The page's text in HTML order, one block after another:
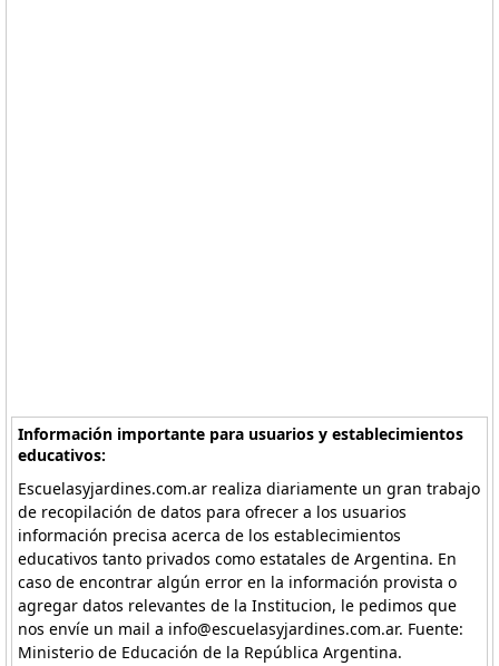
Información importante para usuarios y establecimientos
educativos:
Escuelasyjardines.com.ar realiza diariamente un gran trabajo
de recopilación de datos para ofrecer a los usuarios
información precisa acerca de los establecimientos
educativos tanto privados como estatales de Argentina. En
caso de encontrar algún error en la información provista o
agregar datos relevantes de la Institucion, le pedimos que
nos envíe un mail a info@escuelasyjardines.com.ar. Fuente:
Ministerio de Educación de la República Argentina.